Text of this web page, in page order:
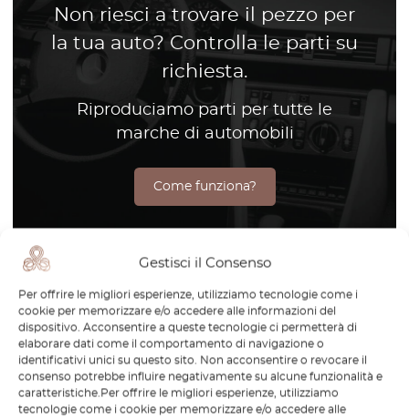
Gestisci il Consenso
Per offrire le migliori esperienze, utilizziamo tecnologie come i
cookie per memorizzare e/o accedere alle informazioni del
dispositivo. Acconsentire a queste tecnologie ci permetterà di
elaborare dati come il comportamento di navigazione o
identificativi unici su questo sito. Non acconsentire o revocare il
consenso potrebbe influire negativamente su alcune funzionalità e
caratteristiche.Per offrire le migliori esperienze, utilizziamo
tecnologie come i cookie per memorizzare e/o accedere alle
Non riesci a trovare il pezzo per
la tua auto? Controlla le parti su
richiesta.
Riproduciamo parti per tutte le
marche di automobili
Come funziona?
dei roadster, unendo lusso, prestazioni e tecnologia
all’avanguardia nella leggendaria gamma SL-Class.
Prodotta tra il 2012 e il 2020, la R231 ha introdotto una
silhouette più aerodinamica, una struttura avanzata in
alluminio e caratteristiche innovative progettate per
migliorare sia il piacere di guida che il comfort. In